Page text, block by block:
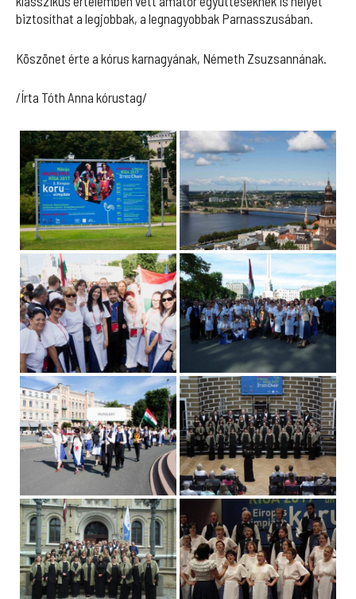
biztosíthat a legjobbak, a legnagyobbak Parnasszusában.
Köszönet érte a kórus karnagyának, Németh Zsuzsannának.
/Írta Tóth Anna kórustag/